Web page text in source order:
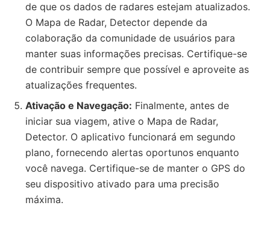
de que os dados de radares estejam atualizados.
O Mapa de Radar, Detector depende da
colaboração da comunidade de usuários para
manter suas informações precisas. Certifique-se
de contribuir sempre que possível e aproveite as
atualizações frequentes.
Ativação e Navegação: Finalmente, antes de
iniciar sua viagem, ative o Mapa de Radar,
Detector. O aplicativo funcionará em segundo
plano, fornecendo alertas oportunos enquanto
você navega. Certifique-se de manter o GPS do
seu dispositivo ativado para uma precisão
máxima.